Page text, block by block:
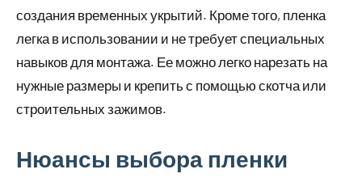
создания временных укрытий. Кроме того, пленка
легка в использовании и не требует специальных
навыков для монтажа. Ее можно легко нарезать на
нужные размеры и крепить с помощью скотча или
строительных зажимов.
Нюансы выбора пленки